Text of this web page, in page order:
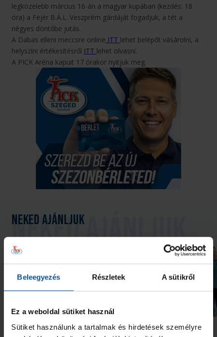
Beleegyezés Részletek A sütikről
Ez a weboldal sütiket használ
Sütiket használunk a tartalmak és hirdetések személyre
legközelebb március 16-án a magyar kupában (kezdés: 18
óra) a Fejér B.Á.L. Veszprém gárdáját fogadjuk, a tét a
négyes döntőbe jutás.
A Dabas elleni meccsre online ITT lehet belépőt vásárolni, a
helyszíni értékesítésről ITT lehet olvasni.
A PICK Aréna kapuit 17 órakor nyitjuk meg.
Neked ajánljuk
akadémistája